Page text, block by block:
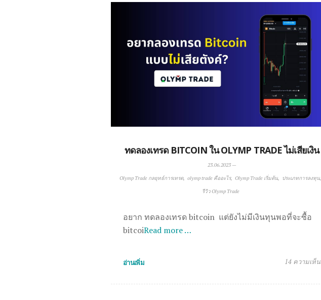
ทดลองเทรด BITCOIN ใน OLYMP TRADE ไม่เสียเงิน
23.06.2023—
Olymp Trade กลยุทธ์การเทรด
olymp trade คืออะไร Olymp Trade เริ่มต้น
ประเภทการลงทุน
รีวิว Olymp Trade
อยาก ทดลองเทรด bitcoin แต่ยังไม่มีเงินทุนพอที่จะซื้อ
bitcoiRead more …
อ่านเพิ่ม 14 ความเห็น